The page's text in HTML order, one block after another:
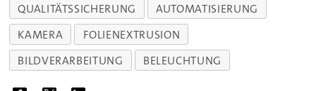
QUALITÄTSSICHERUNG
AUTOMATISIERUNG
KAMERA
FOLIENEXTRUSION
BILDVERARBEITUNG
BELEUCHTUNG